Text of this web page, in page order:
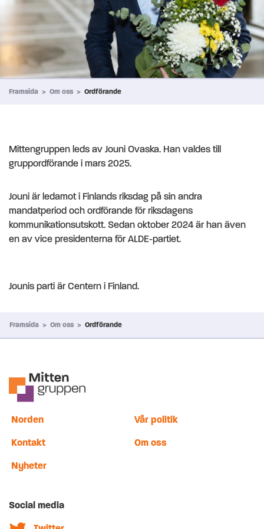
Framsida > Om oss > Ordförande
Mittengruppen leds av Jouni Ovaska. Han valdes till
gruppordförande i mars 2025.
Jouni är ledamot i Finlands riksdag på sin andra
mandatperiod och ordförande för riksdagens
kommunikationsutskott. Sedan oktober 2024 är han även
en av vice presidenterna för ALDE-partiet.
Jounis parti är Centern i Finland.
Framsida > Om oss > Ordförande
Norden Vår politik
Kontakt Om oss
Nyheter
Social media